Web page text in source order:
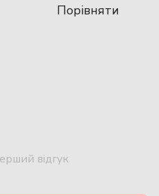
Порівняти
відгук